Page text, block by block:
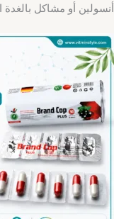
أنسولين أو مشاكل بالغدة